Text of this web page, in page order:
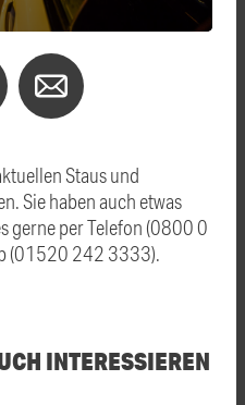
Staus und
Sie haben auch etwas
gerne per Telefon (0800 0
(01520 242 3333).
INTERESSIEREN